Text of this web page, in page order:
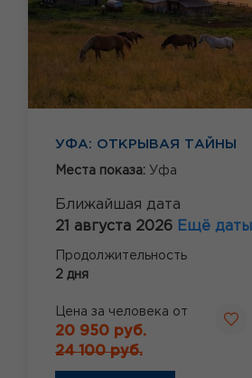
УФА: ОТКРЫВАЯ ТАЙНЫ
Места показа: Уфа
Ближайшая дата
21 августа 2026 Ещё даты
Продолжительность
2 дня
Цена за человека от
20 950 руб.
24 100 руб.